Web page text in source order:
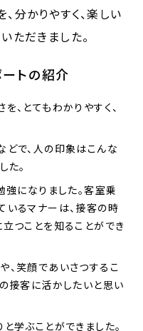
分かりやすく、楽しい
ただきました。
トの紹介
、とてもわかりやすく、
で、人の印象はこんな
た。
になりました。客室乗
るマナーは、接客の時
つことを知ることができ
笑顔であいさつするこ
接客に活かしたいと思い
学ぶことができました。